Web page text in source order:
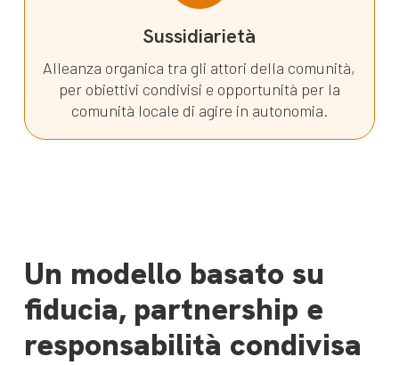
Sussidiarietà
Alleanza organica tra gli attori della comunità,
per obiettivi condivisi e opportunità per la
comunità locale di agire in autonomia.
Un modello basato su
fiducia, partnership e
responsabilità condivisa